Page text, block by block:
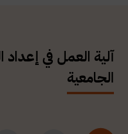
آلية العمل في
الجامعية